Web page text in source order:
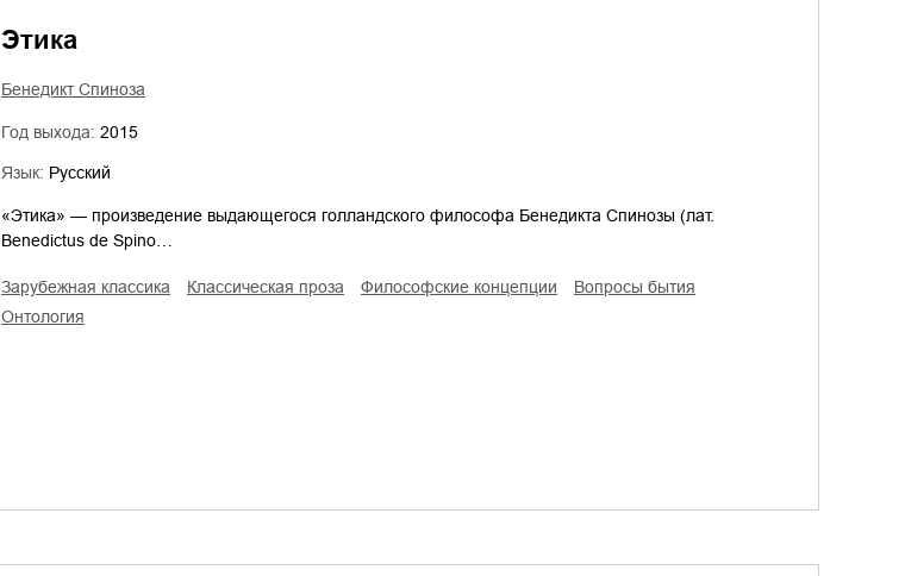
Этика
Бенедикт Спиноза
Год выхода: 2015
Язык: Русский
«Этика» — произведение выдающегося голландского философа Бенедикта Спинозы (лат.
Benedictus de Spino…
зарубежная классика классическая проза философские концепции
вопросы бытия
онтология